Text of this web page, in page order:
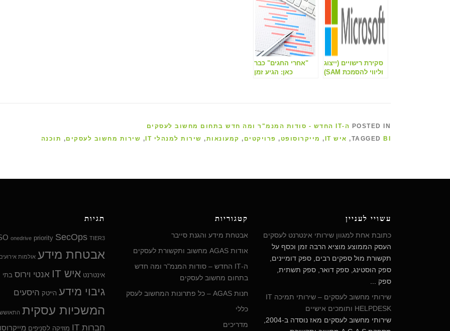
סקירת רישויים (ייצוג
וליווי להסמכת SAM)
"אחרי החגים" כבר
כאן: הגיע זמן
POSTED IN ה-IT החדש - סודות המנמ"ר ומה חדש בתחום מחשוב לעסקים
TAGGED
BI
, איש IT , מייקרוסופט , פרויקטים , קמעונאות, שירות למנהלי IT , שירות מחשוב לעסקים, תוכנה
עשויי לעניין
כתובת אחת למגוון שירותי אינטרנט לעסקים
העסק הממוצע מוציא הרבה זמן וכסף על
תקשורת מול ספקים רבים, ספק דומיינים,
ספק הוסטינג, ספק דואר, ספק תשתית,
ספק ...
שירותי מחשוב לעסקים – שירותי תמיכה IT
HELPDESK ותומכים אישיים
קטגוריות
אבטחת מידע והגנת סייבר
אודות AGAS מחשוב ותקשורת לעסקים
ה-IT החדש – סודות המנמ"ר ומה חדש
בתחום מחשוב לעסקים
חנות AGAS – כל פתרונות המחשוב לעסק
כללי
מדריכים
תגיות
onedrive priority SecOps TIER3
אבטחת מידע אולמות
אינטרנט איש IT אנטי וירוס בתי
גיבוי מידע הייטק היסעים
המשכיות עסקית
חברות IT מוזיקה לסניפים